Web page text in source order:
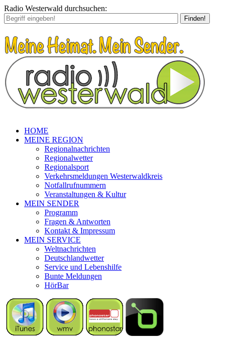
Radio Westerwald durchsuchen:
Finden!
HOME
MEINE REGION
Regionalnachrichten
Regionalwetter
Regionalsport
Verkehrsmeldungen Westerwaldkreis
Notfallrufnummern
Veranstaltungen & Kultur
MEIN SENDER
Programm
Fragen & Antworten
Kontakt & Impressum
MEIN SERVICE
Weltnachrichten
Deutschlandwetter
Service und Lebenshilfe
Bunte Meldungen
HörBar